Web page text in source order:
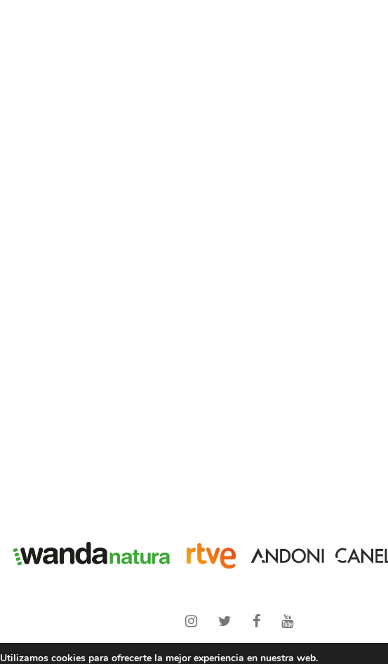
Copyright © 2021 PANTERAS y
Utilizamos cookies para ofrecerte la mejor experiencia en nuestra web.